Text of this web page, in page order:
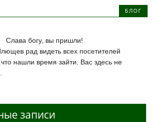
БЛОГ
Слава богу, вы пришли!
нашли время зайти. Вас здесь не
записи